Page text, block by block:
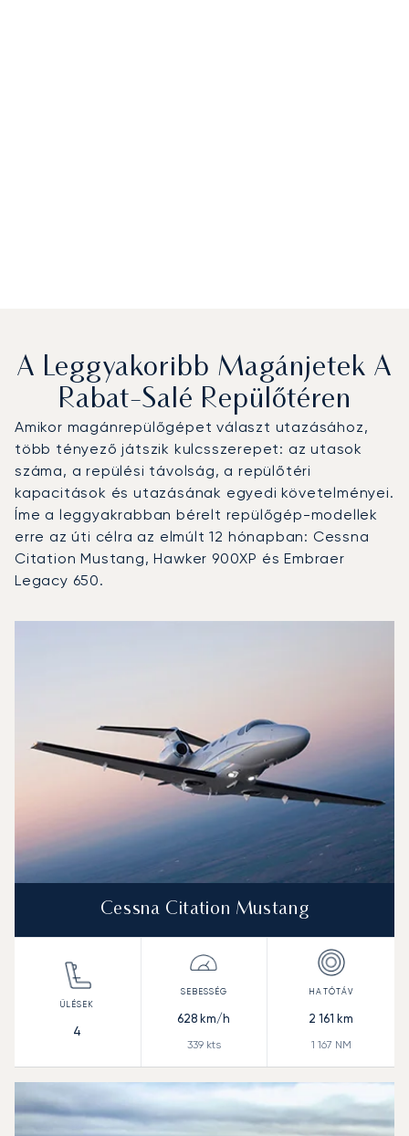
A Leggyakoribb Magánjetek A
Rabat-Salé Repülőtéren
Amikor magánrepülőgépet választ utazásához,
több tényező játszik kulcsszerepet: az utasok
száma, a repülési távolság, a repülőtéri
kapacitások és utazásának egyedi követelményei.
Íme a leggyakrabban bérelt repülőgép-modellek
erre az úti célra az elmúlt 12 hónapban: Cessna
Citation Mustang, Hawker 900XP és Embraer
Legacy 650.
Cessna Citation Mustang
4
628 km/h
339kts
2 161 km
1 167 NM